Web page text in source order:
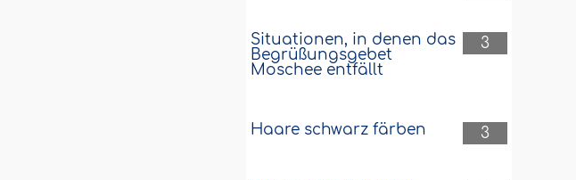
3
Situationen, in denen das
Begrüßungsgebet
Moschee entfällt
3
Haare schwarz färben